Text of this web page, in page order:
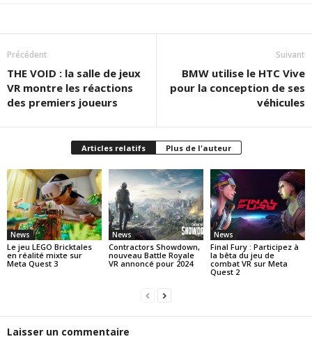
Précédent
THE VOID : la salle de jeux
VR montre les réactions
des premiers joueurs
Suivant
BMW utilise le HTC Vive
pour la conception de ses
véhicules
Articles relatifs Plus de l'auteur
News
Le jeu LEGO Bricktales
en réalité mixte sur
Meta Quest 3
News
Contractors Showdown,
nouveau Battle Royale
VR annoncé pour 2024
News
Final Fury : Participez à
la bêta du jeu de
combat VR sur Meta
Quest 2
Laisser un commentaire